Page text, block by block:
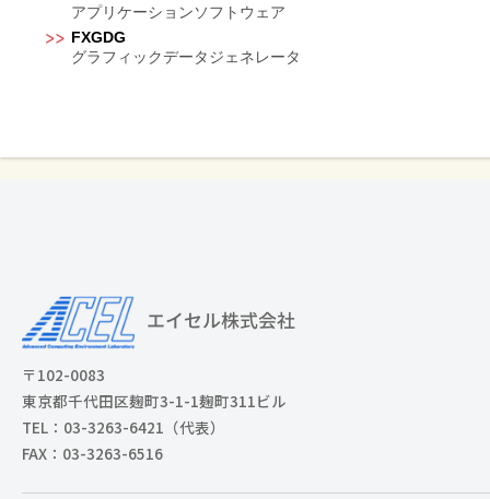
アプリケーションソフトウェア
FXGDG
グラフィックデータジェネレータ
〒102-0083
東京都千代田区麹町3-1-1麹町311ビル
TEL：03-3263-6421（代表）
FAX：03-3263-6516